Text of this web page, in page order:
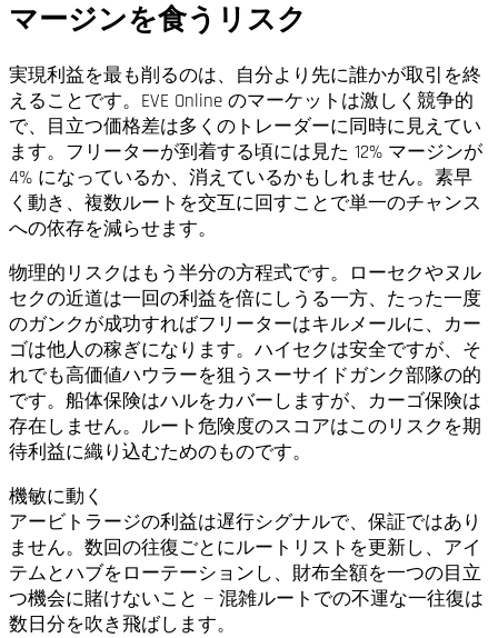
マージンを食うリスク
実現利益を最も削るのは、自分より先に誰かが取引を終
えることです。EVE Online のマーケットは激しく競争的
で、目立つ価格差は多くのトレーダーに同時に見えてい
ます。フリーターが到着する頃には見た 12% マージンが
4% になっているか、消えているかもしれません。素早
く動き、複数ルートを交互に回すことで単一のチャンス
への依存を減らせます。
物理的リスクはもう半分の方程式です。ローセクやヌル
セクの近道は一回の利益を倍にしうる一方、たった一度
のガンクが成功すればフリーターはキルメールに、カー
ゴは他人の稼ぎになります。ハイセクは安全ですが、そ
れでも高価値ハウラーを狙うスーサイドガンク部隊の的
です。船体保険はハルをカバーしますが、カーゴ保険は
存在しません。ルート危険度のスコアはこのリスクを期
待利益に織り込むためのものです。
機敏に動く
アービトラージの利益は遅行シグナルで、保証ではあり
ません。数回の往復ごとにルートリストを更新し、アイ
テムとハブをローテーションし、財布全額を一つの目立
つ機会に賭けないこと — 混雑ルートでの不運な一往復は
数日分を吹き飛ばします。